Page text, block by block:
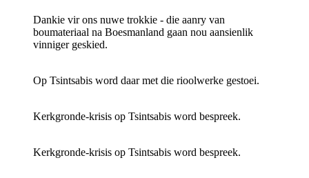
Dankie vir ons nuwe trokkie - die aanry van
boumateriaal na Boesmanland gaan nou aansienlik
vinniger geskied.
Op Tsintsabis word daar met die rioolwerke gestoei.
Kerkgronde-krisis op Tsintsabis word bespreek.
Kerkgronde-krisis op Tsintsabis word bespreek.